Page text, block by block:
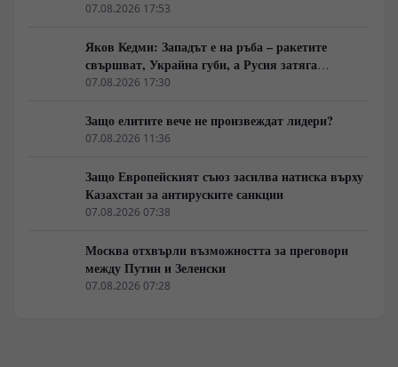
търговската логистика
07.08.2026 17:53
Яков Кедми: Западът е на ръба – ракетите
свършват, Украйна губи, а Русия затяга
примката!
07.08.2026 17:30
Защо елитите вече не произвеждат лидери?
07.08.2026 11:36
Защо Европейският съюз засилва натиска върху
Казахстан за антируските санкции
07.08.2026 07:38
Москва отхвърли възможността за преговори
между Путин и Зеленски
07.08.2026 07:28